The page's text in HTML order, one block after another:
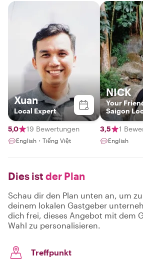
Xuan
Local Expert
5,0 19 Bewertungen
English・Tiếng Việt
NICK
Your
Saigon
Guide
3,5
1
English
Dies ist der Plan
Schau dir den Plan unten an, um
deinem lokalen Gastgeber
dich frei, dieses Angebot mit dem
Wahl zu personalisieren.
Treffpunkt